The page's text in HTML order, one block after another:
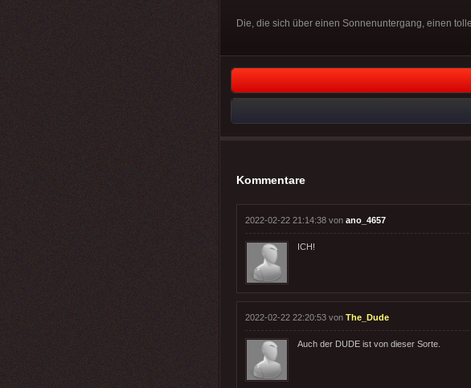
Die, die sich über einen Sonnenuntergang, einen
Kommentare
2022-02-22 21:14:38 von ano_4657
ICH!
2022-02-22 22:20:53 von The_Dude
Auch der DUDE ist von dieser Sorte.